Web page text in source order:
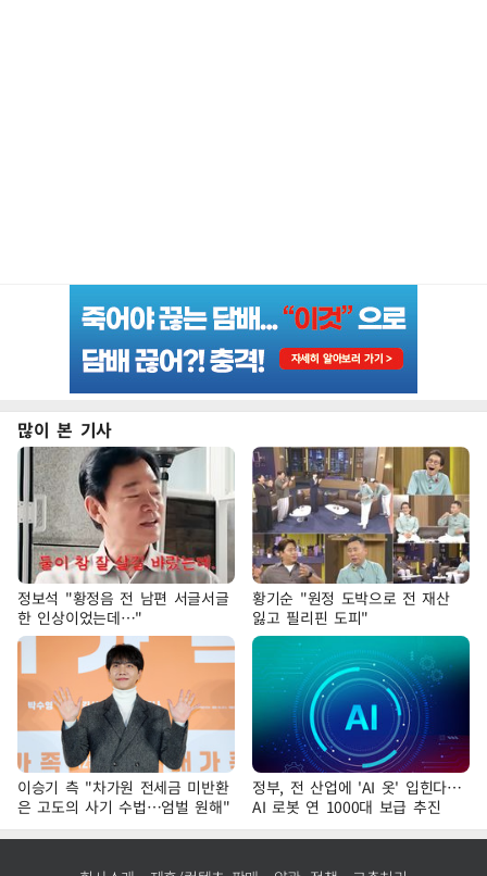
많이 본 기사
정보석 "황정음 전 남편 서글서글
한 인상이었는데…"
황기순 "원정 도박으로 전 재산
잃고 필리핀 도피"
이승기 측 "차가원 전세금 미반환
은 고도의 사기 수법…엄벌 원해"
정부, 전 산업에 'AI 옷' 입힌다…
AI 로봇 연 1000대 보급 추진